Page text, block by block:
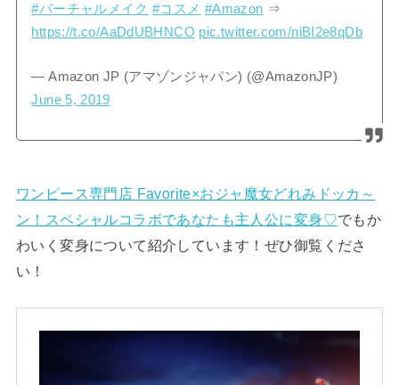
#バーチャルメイク #コスメ #Amazon ⇒
https://t.co/AaDdUBHNCO pic.twitter.com/niBI2e8qDb
— Amazon JP (アマゾンジャパン) (@AmazonJP)
June 5, 2019
ワンピース専門店 Favorite×おジャ魔女どれみドッカ～
ン！スペシャルコラボであなたも主人公に変身♡でもか
わいく変身について紹介しています！ぜひ御覧くださ
い！